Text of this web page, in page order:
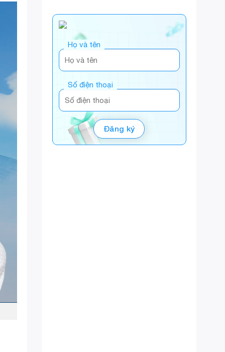
1
Xuân
Thủy
nhật
xu
mới
Xuân
Thủy
IPH
Họ và tên
Số điện thoại